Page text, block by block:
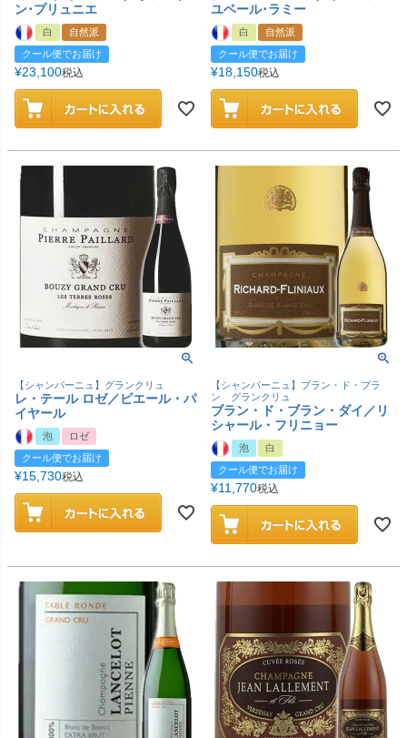
ン･プリュニエ
白
自然派
クール便でお届け
¥23,100税込
ユベール･ラミー
白
自然派
クール便でお届け
¥18,150税込
【シャンパーニュ】グランクリュ
レ・テール ロゼ／ピエール・パ
イヤール
泡
ロゼ
クール便でお届け
¥15,730税込
【シャンパーニュ】ブラン・ド・ブラ
ン グランクリュ
ブラン・ド・ブラン・ダイ／リ
シャール・フリニョー
泡
白
クール便でお届け
¥11,770税込